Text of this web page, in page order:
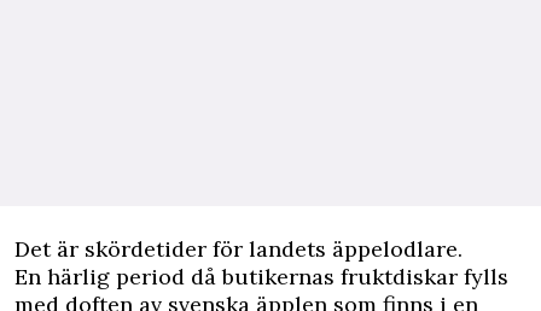
Det är skördetider för landets äppelodlare.
En härlig period då butikernas fruktdiskar fylls
med doften av svenska äpplen som finns i en